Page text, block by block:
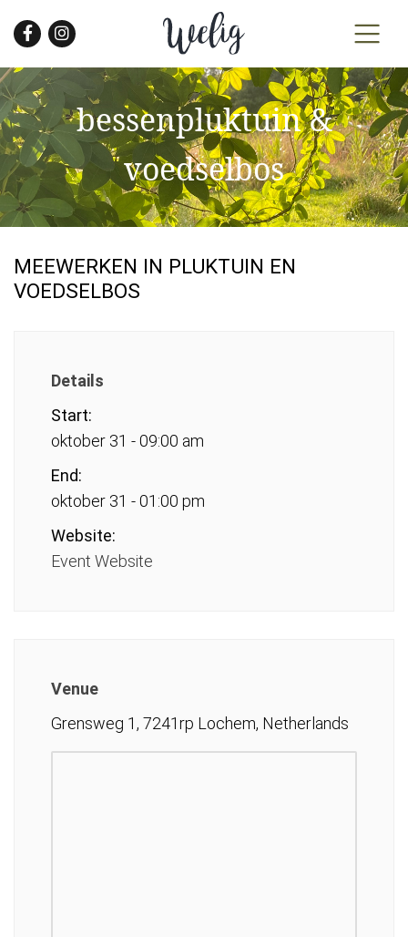
content
bessenpluktuin &
voedselbos
MEEWERKEN IN PLUKTUIN EN
VOEDSELBOS
Details
Start:
oktober 31 - 09:00 am
End:
oktober 31 - 01:00 pm
Website:
Event Website
Venue
Grensweg 1, 7241rp Lochem, Netherlands